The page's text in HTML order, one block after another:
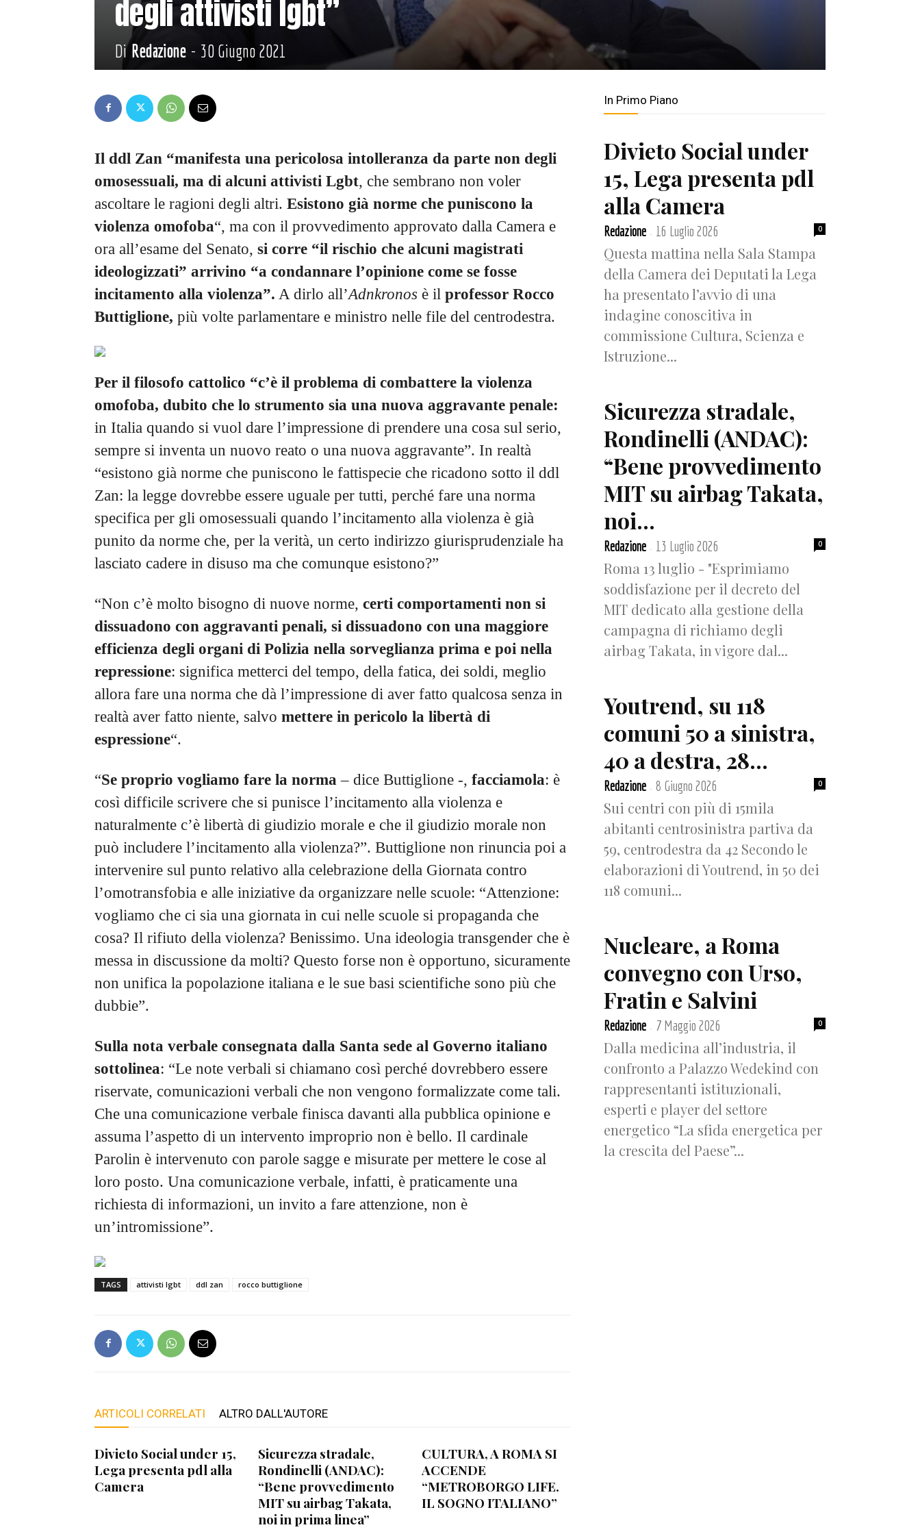
degli attivisti lgbt”
Di Redazione - 30 Giugno 2021
Il ddl Zan “manifesta una pericolosa intolleranza da parte non degli
omosessuali, ma di alcuni attivisti Lgbt, che sembrano non voler
ascoltare le ragioni degli altri. Esistono già norme che puniscono la
violenza omofoba“, ma con il provvedimento approvato dalla Camera e
ora all’esame del Senato, si corre “il rischio che alcuni magistrati
ideologizzati” arrivino “a condannare l’opinione come se fosse
incitamento alla violenza”. A dirlo all’Adnkronos è il professor Rocco
Buttiglione, più volte parlamentare e ministro nelle file del centrodestra.
Per il filosofo cattolico “c’è il problema di combattere la violenza
omofoba, dubito che lo strumento sia una nuova aggravante penale:
in Italia quando si vuol dare l’impressione di prendere una cosa sul serio,
sempre si inventa un nuovo reato o una nuova aggravante”. In realtà
“esistono già norme che puniscono le fattispecie che ricadono sotto il ddl
Zan: la legge dovrebbe essere uguale per tutti, perché fare una norma
specifica per gli omosessuali quando l’incitamento alla violenza è già
punito da norme che, per la verità, un certo indirizzo giurisprudenziale ha
lasciato cadere in disuso ma che comunque esistono?”
“Non c’è molto bisogno di nuove norme, certi comportamenti non si
dissuadono con aggravanti penali, si dissuadono con una maggiore
efficienza degli organi di Polizia nella sorveglianza prima e poi nella
repressione: significa metterci del tempo, della fatica, dei soldi, meglio
allora fare una norma che dà l’impressione di aver fatto qualcosa senza in
realtà aver fatto niente, salvo mettere in pericolo la libertà di
espressione“.
“Se proprio vogliamo fare la norma – dice Buttiglione -, facciamola: è
così difficile scrivere che si punisce l’incitamento alla violenza e
naturalmente c’è libertà di giudizio morale e che il giudizio morale non
può includere l’incitamento alla violenza?”. Buttiglione non rinuncia poi a
intervenire sul punto relativo alla celebrazione della Giornata contro
l’omotransfobia e alle iniziative da organizzare nelle scuole: “Attenzione:
vogliamo che ci sia una giornata in cui nelle scuole si propaganda che
cosa? Il rifiuto della violenza? Benissimo. Una ideologia transgender che è
messa in discussione da molti? Questo forse non è opportuno, sicuramente
non unifica la popolazione italiana e le sue basi scientifiche sono più che
dubbie”.
Sulla nota verbale consegnata dalla Santa sede al Governo italiano
sottolinea: “Le note verbali si chiamano così perché dovrebbero essere
riservate, comunicazioni verbali che non vengono formalizzate come tali.
Che una comunicazione verbale finisca davanti alla pubblica opinione e
assuma l’aspetto di un intervento improprio non è bello. Il cardinale
Parolin è intervenuto con parole sagge e misurate per mettere le cose al
loro posto. Una comunicazione verbale, infatti, è praticamente una
richiesta di informazioni, un invito a fare attenzione, non è
un’intromissione”.
TAGS attivisti lgbt ddl zan rocco buttiglione
ARTICOLI CORRELATI ALTRO DALL'AUTORE
Divieto Social under 15,
Lega presenta pdl alla
Camera
Sicurezza stradale,
Rondinelli (ANDAC):
“Bene provvedimento
MIT su airbag Takata,
noi in prima linea”
CULTURA, A ROMA SI
ACCENDE
“METROBORGO LIFE.
IL SOGNO ITALIANO”
In Primo Piano
Divieto Social under
15, Lega presenta pdl
alla Camera
Redazione - 16 Luglio 2026 0
Questa mattina nella Sala Stampa
della Camera dei Deputati la Lega
ha presentato l’avvio di una
indagine conoscitiva in
commissione Cultura, Scienza e
Istruzione...
Sicurezza stradale,
Rondinelli (ANDAC):
“Bene provvedimento
MIT su airbag Takata,
noi...
Redazione - 13 Luglio 2026 0
Roma 13 luglio - "Esprimiamo
soddisfazione per il decreto del
MIT dedicato alla gestione della
campagna di richiamo degli
airbag Takata, in vigore dal...
Youtrend, su 118
comuni 50 a sinistra,
40 a destra, 28...
Redazione - 8 Giugno 2026 0
Sui centri con più di 15mila
abitanti centrosinistra partiva da
59, centrodestra da 42 Secondo le
elaborazioni di Youtrend, in 50 dei
118 comuni...
Nucleare, a Roma
convegno con Urso,
Fratin e Salvini
Redazione - 7 Maggio 2026 0
Dalla medicina all’industria, il
confronto a Palazzo Wedekind con
rappresentanti istituzionali,
esperti e player del settore
energetico “La sfida energetica per
la crescita del Paese”...